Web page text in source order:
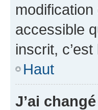
accessible
inscrit,
Haut
J’ai